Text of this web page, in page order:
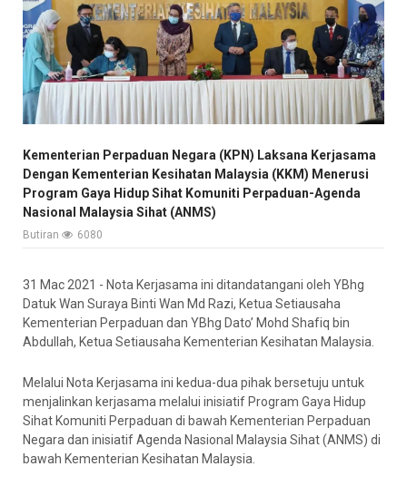
Kementerian Perpaduan Negara (KPN) Laksana Kerjasama
Dengan Kementerian Kesihatan Malaysia (KKM) Menerusi
Program Gaya Hidup Sihat Komuniti Perpaduan-Agenda
Nasional Malaysia Sihat (ANMS)
Butiran 6080
31 Mac 2021 - Nota Kerjasama ini ditandatangani oleh YBhg
Datuk Wan Suraya Binti Wan Md Razi, Ketua Setiausaha
Kementerian Perpaduan dan YBhg Dato’ Mohd Shafiq bin
Abdullah, Ketua Setiausaha Kementerian Kesihatan Malaysia.
Melalui Nota Kerjasama ini kedua-dua pihak bersetuju untuk
menjalinkan kerjasama melalui inisiatif Program Gaya Hidup
Sihat Komuniti Perpaduan di bawah Kementerian Perpaduan
Negara dan inisiatif Agenda Nasional Malaysia Sihat (ANMS) di
bawah Kementerian Kesihatan Malaysia.